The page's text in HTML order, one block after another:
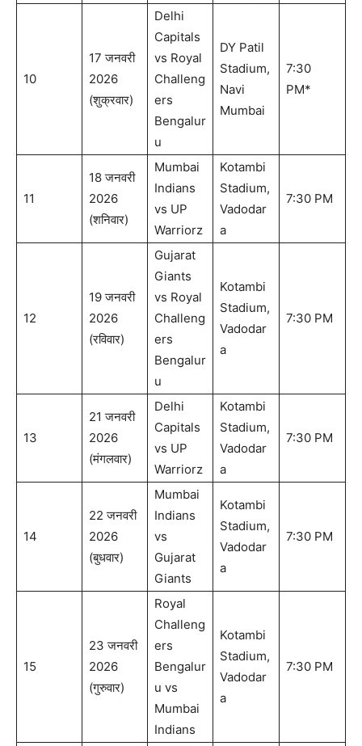
10
17 जनवरी
2026
(शुक्रवार)
Delhi
Capitals
vs Royal
Challeng
ers
Bengalur
u
DY Patil
Stadium,
Navi
Mumbai
7:30
PM*
11
18 जनवरी
2026
(शनिवार)
Mumbai
Indians
vs UP
Warriorz
Kotambi
Stadium,
Vadodar
a
7:30 PM
12
19 जनवरी
2026
(रविवार)
Gujarat
Giants
vs Royal
Challeng
ers
Bengalur
u
Kotambi
Stadium,
Vadodar
a
7:30 PM
13
21 जनवरी
2026
(मंगलवार)
Delhi
Capitals
vs UP
Warriorz
Kotambi
Stadium,
Vadodar
a
7:30 PM
14
22 जनवरी
2026
(बुधवार)
Mumbai
Indians
vs
Gujarat
Giants
Kotambi
Stadium,
Vadodar
a
7:30 PM
15
23 जनवरी
2026
(गुरुवार)
Royal
Challeng
ers
Bengalur
u vs
Mumbai
Indians
Kotambi
Stadium,
Vadodar
a
7:30 PM